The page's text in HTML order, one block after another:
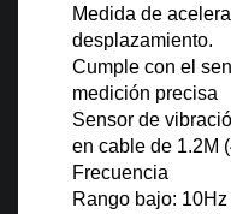
Medida de
desplazamiento.
Cumple con el
medición precisa
Sensor de
en cable de 1.2M
Frecuencia
Rango bajo: